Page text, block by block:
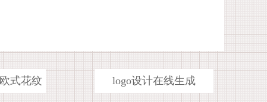
欧式花纹 logo设计在线生成